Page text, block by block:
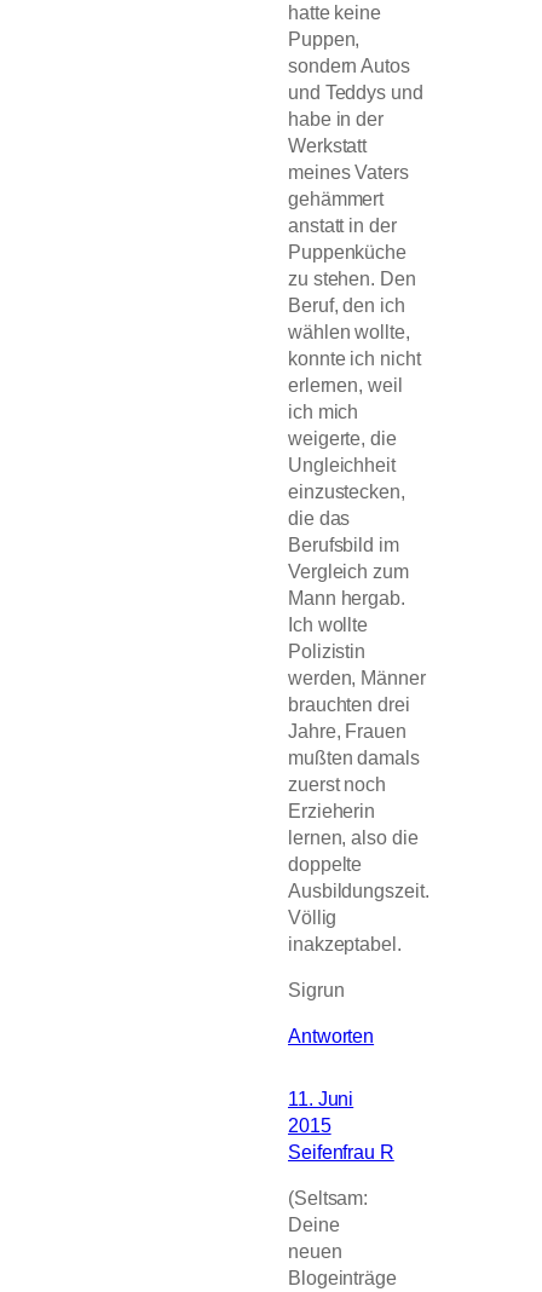
hatte keine
Puppen,
sondern Autos
und Teddys und
habe in der
Werkstatt
meines Vaters
gehämmert
anstatt in der
Puppenküche
zu stehen. Den
Beruf, den ich
wählen wollte,
konnte ich nicht
erlernen, weil
ich mich
weigerte, die
Ungleichheit
einzustecken,
die das
Berufsbild im
Vergleich zum
Mann hergab.
Ich wollte
Polizistin
werden, Männer
brauchten drei
Jahre, Frauen
mußten damals
zuerst noch
Erzieherin
lernen, also die
doppelte
Ausbildungszeit.
Völlig
inakzeptabel.
Sigrun
Antworten
11. Juni
2015
Seifenfrau R
(Seltsam:
Deine
neuen
Blogeinträge